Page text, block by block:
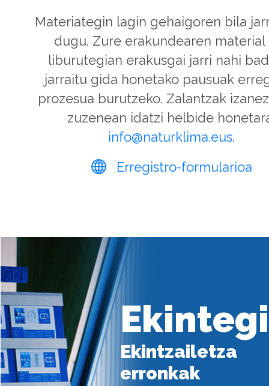
Materiategin lagin gehaigoren bila
dugu. Zure erakundearen material
liburutegian erakusgai jarri nahi
jarraitu gida honetako pausuak
prozesua burutzeko. Zalantzak
zuzenean idatzi helbide
info@naturklima.eus.
Erregistro-formularioa
Ekintegi
Ekintzailetza
erronkak